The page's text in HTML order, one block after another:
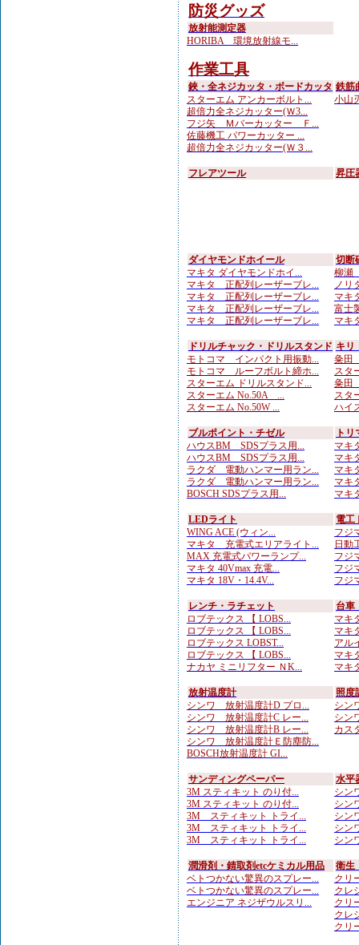
防災グッズ
放射能測定器
HORIBA 環境放射線モ...
作業工具
鋏・全ネジカッタ・ボードカッタ
スターエム アンカーボルト...
超倍力全ネジカッター(Ｗ3...
フジ矢 Ｍバーカッター Ｆ...
佐藤機工 パワーカッター ...
超倍力全ネジカッター(Ｗ３...
鉄筋
小山
フレアツール 昇圧
ダイヤモンドホイール
マキタ ダイヤモンドホイ...
マキタ 正配列レーザーブレ...
マキタ 正配列レーザーブレ...
マキタ 正配列レーザーブレ...
マキタ 正配列レーザーブレ...
切断
柳瀬
ノリ
マキ
富士
マキ
ドリルチャック・ドリルスタンド
モトコマ インパクト用振動...
モトコマ ルーフボルト締ホ...
スターエム ドリルスタンド...
スターエム No.50A ...
スターエム No.50W ...
キリ
粂田
スタ
粂田
スタ
ハイ
ブルポイント・チゼル
ハウスBM SDSプラス用...
ハウスBM SDSプラス用...
ラクダ 電動ハンマー用ラン...
ラクダ 電動ハンマー用ラン...
BOSCH SDSプラス用...
ト
マキ
マキ
マキ
マキ
マキ
LEDライト
WING ACE (ウィン...
マキタ 充電式エリアライト...
MAX 充電式パワーランプ...
マキタ 40Vmax 充電...
マキタ 18V・14.4V...
電工
フジ
日動
フジ
フジ
フジ
レンチ・ラチェット
ロブテックス 【 LOBS...
ロブテックス 【 LOBS...
ロブテックス LOBST...
ロブテックス 【 LOBS...
ナカヤ ミニリフター ＮK...
台車
マキ
マキ
アル
マキ
マキ
放射温度計
シンワ 放射温度計D プロ...
シンワ 放射温度計C レー...
シンワ 放射温度計B レー...
シンワ 放射温度計Ｅ防塵防...
BOSCH放射温度計 GI...
照度
シン
シン
カス
サンディングペーパー
3M スティキット のり付...
3M スティキット のり付...
3M スティキット トライ...
3M スティキット トライ...
3M スティキット トライ...
水平
シン
シン
シン
シン
シン
潤滑剤・錆取剤etcケミカル用品
ベトつかない驚異のスプレー...
ベトつかない驚異のスプレー...
エンジニア ネジザウルスリ...
衛生
クリ
クレ
クリ
クレ
クリ